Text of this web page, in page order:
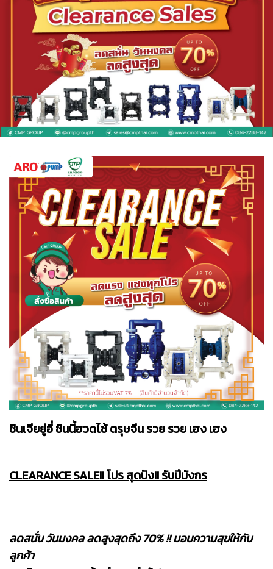
ซินเจียยู่อี่ ซินนี้ฮวดไช้ ตรุษจีน รวย รวย เฮง เฮง
CLEARANCE SALE!! โปร สุดปัง!! รับปีมังกร
ลดสนั่น วันมงคล ลดสูงสุดถึง 70% !! มอบความสุขให้กับ
ลูกค้า